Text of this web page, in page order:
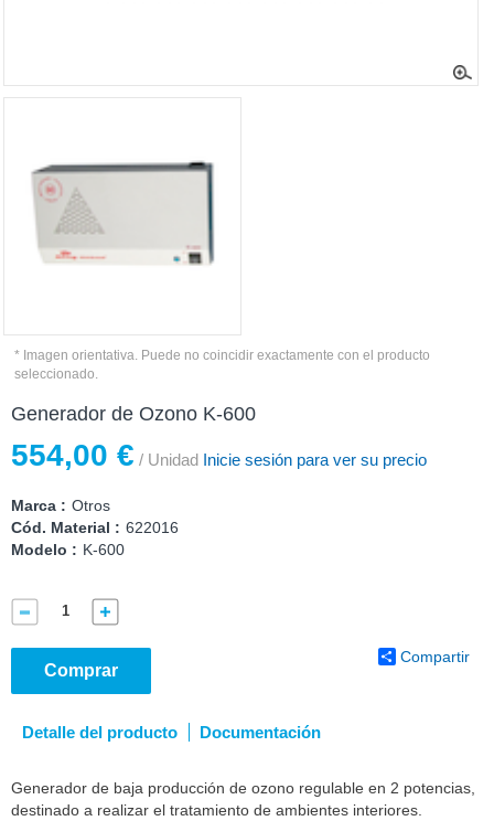
* Imagen orientativa. Puede no coincidir exactamente con el producto
seleccionado.
Generador de Ozono K-600
554,00 € / Unidad Inicie sesión para ver su precio
Marca : Otros
Cód. Material : 622016
Modelo : K-600
Comprar
Compartir
Detalle del producto Documentación
Generador de baja producción de ozono regulable en 2 potencias,
destinado a realizar el tratamiento de ambientes interiores.